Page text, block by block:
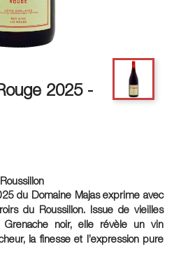
2025 -
du Domaine Majas exprime avec
du Roussillon. Issue de vieilles
noir, elle révèle un vin
la finesse et l’expression pure